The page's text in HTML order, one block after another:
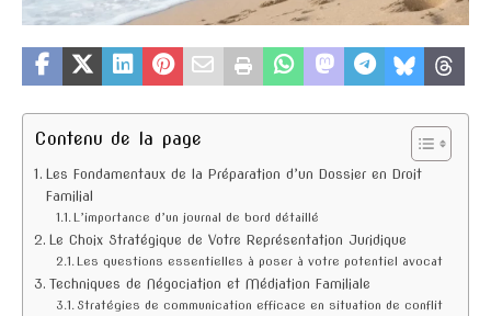
Contenu de la page
Les Fondamentaux de la Préparation d’un Dossier en Droit
Familial
L’importance d’un journal de bord détaillé
Le Choix Stratégique de Votre Représentation Juridique
Les questions essentielles à poser à votre potentiel avocat
Techniques de Négociation et Médiation Familiale
Stratégies de communication efficace en situation de conflit